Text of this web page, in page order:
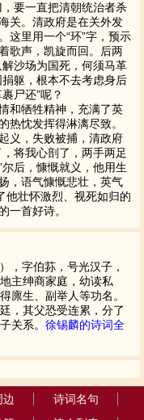
要一直把清朝统治者杀
关。清政府是在关外发
这里用一个“环”字，预示
歌声，凯旋而回。后两
沙场为国死，何须马革
躯，根本不去考虑身后
尸还”呢？
牺牲精神，充满了英
热忱发挥得淋漓尽致。
义，失败被捕，清政府
将我心剖了，两手两足
后，慷慨就义，他用生
，语气慷慨悲壮，英气
他壮怀激烈、视死如归的
一首好诗。
，字伯荪，号光汉子，
主绅商家庭，幼读私
廪生、副举人等功名。
，其父恐受连累，分了
关系。 徐锡麟的诗词全
诗词名句